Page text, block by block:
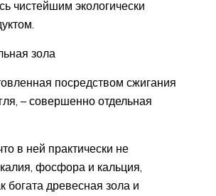
чистейшим экологически
зола
посредством сжигания
– совершенно отдельная
в ней практически не
фосфора и кальция,
богата древесная зола и